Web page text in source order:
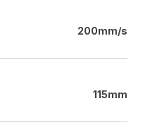
200mm/s
115mm